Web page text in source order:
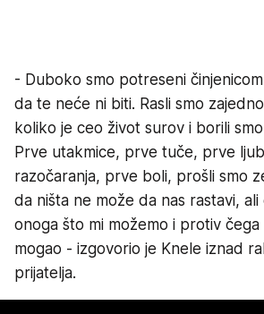
- Duboko smo potreseni
da te neće ni biti. Rasli smo
koliko je ceo život surov i borili
Prve utakmice, prve tuče, prve
razočaranja, prve boli, prošli smo
da ništa ne može da nas rastavi, ali
onoga što mi možemo i protiv čega
mogao - izgovorio je Knele iznad
prijatelja.